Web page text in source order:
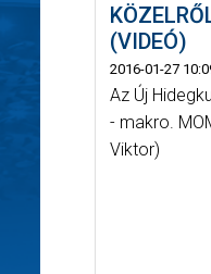
(VIDEÓ)
2016-01-27
Az Új
- makro.
Viktor)